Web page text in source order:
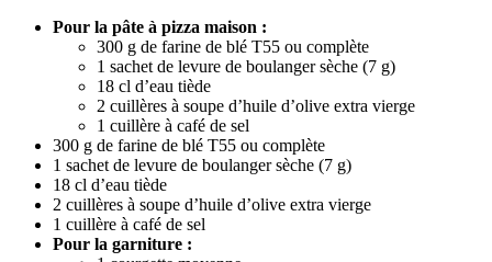
Pour la pâte à pizza maison :
300 g de farine de blé T55 ou complète
1 sachet de levure de boulanger sèche (7 g)
18 cl d’eau tiède
2 cuillères à soupe d’huile d’olive extra vierge
1 cuillère à café de sel
300 g de farine de blé T55 ou complète
1 sachet de levure de boulanger sèche (7 g)
18 cl d’eau tiède
2 cuillères à soupe d’huile d’olive extra vierge
1 cuillère à café de sel
Pour la garniture :